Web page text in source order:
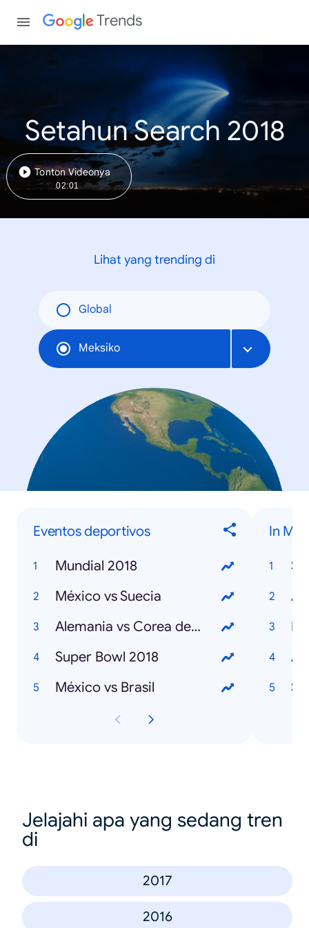
Trends
Setahun Search 2018
Tonton Videonya
02:01
Lihat yang trending di
Global
Meksiko
Eventos deportivos
Mundial 2018
México vs Suecia
Alemania vs Corea del Sur
Super Bowl 2018
México vs Brasil
In
Jelajahi apa yang sedang tren
di
2017
2016